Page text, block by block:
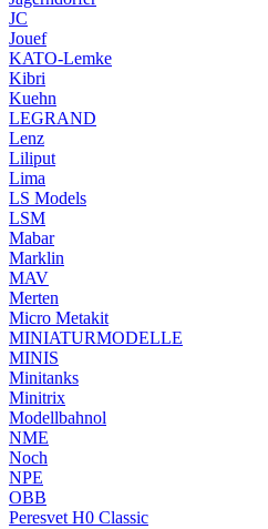
JC
Jouef
KATO-Lemke
Kibri
Kuehn
LEGRAND
Lenz
Liliput
Lima
LS Models
LSM
Mabar
Marklin
MAV
Merten
Micro Metakit
MINIATURMODELLE
MINIS
Minitanks
Minitrix
Modellbahnol
NME
Noch
NPE
OBB
Peresvet H0 Classic